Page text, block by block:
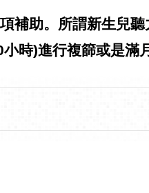
補助。所謂新生兒
時)進行複篩或是滿